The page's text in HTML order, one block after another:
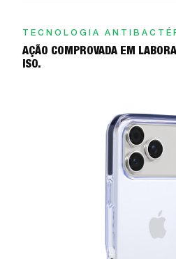
TECNOLOGIA
AÇÃO COMPROVADA EM
ISO.